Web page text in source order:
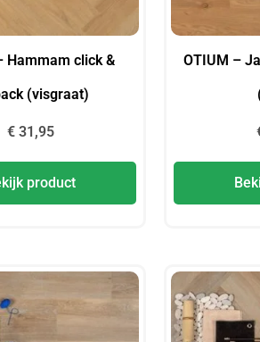
Hammam click &
(visgraat)
€31,95
product
OTIUM –